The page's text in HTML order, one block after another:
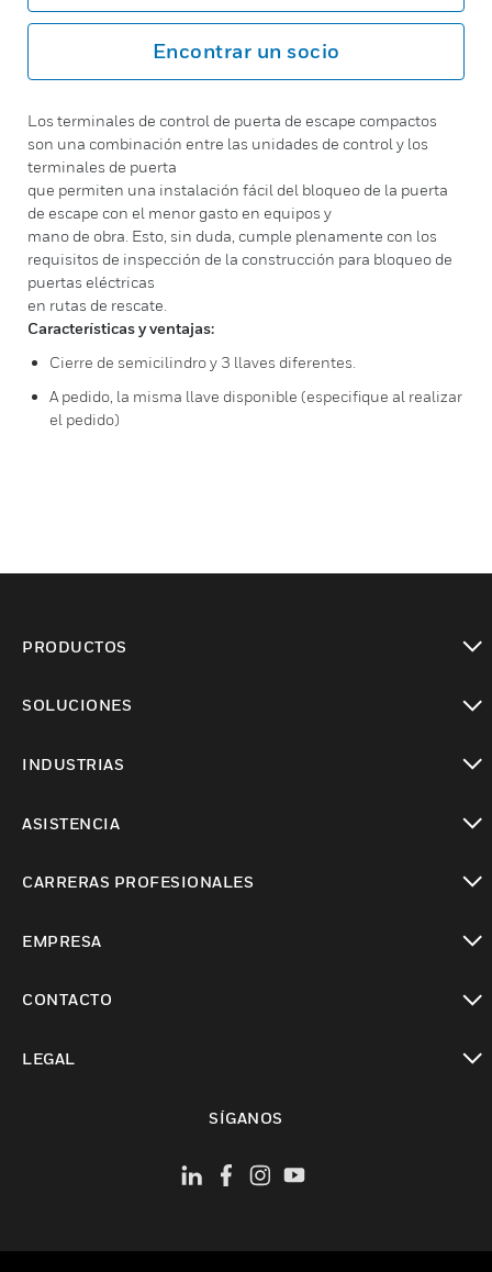
Encontrar un socio
Los terminales de control de puerta de escape compactos
son una combinación entre las unidades de control y los
terminales de puerta
que permiten una instalación fácil del bloqueo de la puerta
de escape con el menor gasto en equipos y
mano de obra. Esto, sin duda, cumple plenamente con los
requisitos de inspección de la construcción para bloqueo de
puertas eléctricas
en rutas de rescate.
Características y ventajas:
Cierre de semicilindro y 3 llaves diferentes.
A pedido, la misma llave disponible (especifique al realizar
el pedido)
PRODUCTOS
SOLUCIONES
INDUSTRIAS
ASISTENCIA
CARRERAS PROFESIONALES
EMPRESA
CONTACTO
LEGAL
SÍGANOS